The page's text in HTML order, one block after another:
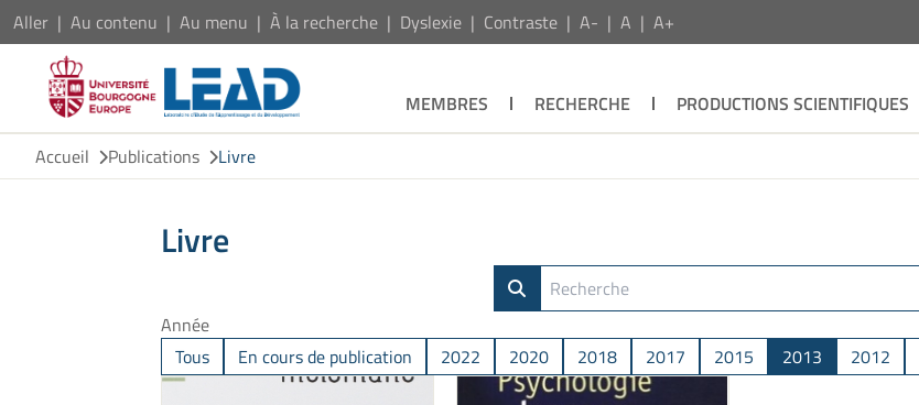
Aller Au contenu Au menu À la recherche Dyslexie Contraste A- A A+
MEMBRES RECHERCHE PRODUCTIONS SCIENTIFIQUES
Accueil
Publications Livre
Livre
Année
Tous
En cours de publication 2022 2020 2018 2017 2015 2013 2012